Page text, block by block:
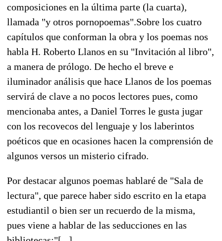
composiciones en la última parte (la cuarta),
llamada "y otros pornopoemas".Sobre los cuatro
capítulos que conforman la obra y los poemas nos
habla H. Roberto Llanos en su "Invitación al libro",
a manera de prólogo. De hecho el breve e
iluminador análisis que hace Llanos de los poemas
servirá de clave a no pocos lectores pues, como
mencionaba antes, a Daniel Torres le gusta jugar
con los recovecos del lenguaje y los laberintos
poéticos que en ocasiones hacen la comprensión de
algunos versos un misterio cifrado.
Por destacar algunos poemas hablaré de "Sala de
lectura", que parece haber sido escrito en la etapa
estudiantil o bien ser un recuerdo de la misma,
pues viene a hablar de las seducciones en las